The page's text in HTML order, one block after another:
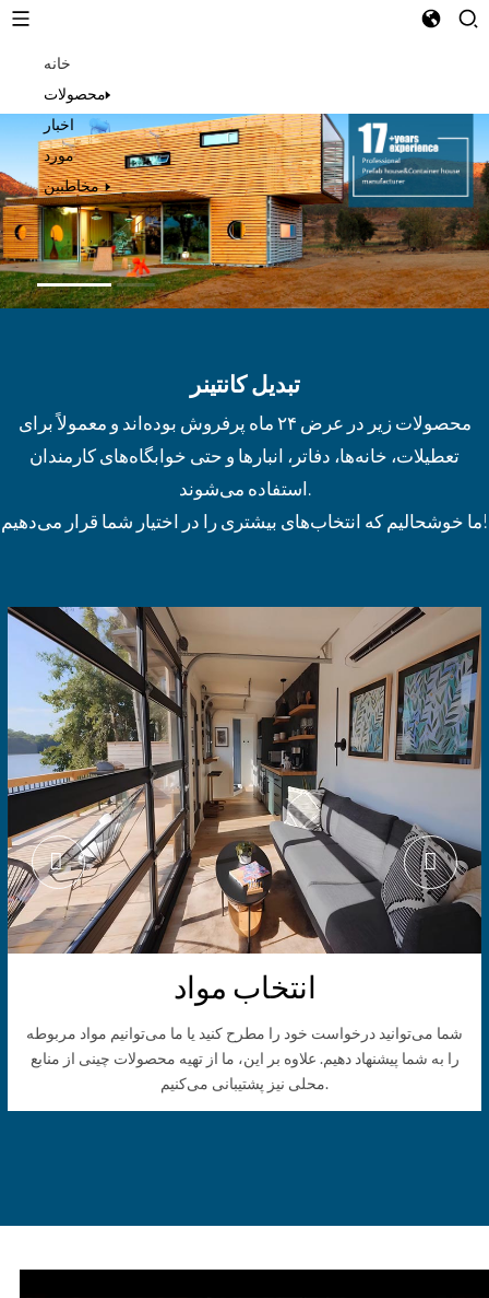
خانه
محصولات
اخبار
مورد
مخاطبین
تبدیل کانتینر
محصولات زیر در عرض ۲۴ ماه پرفروش بوده‌اند و معمولاً برای
تعطیلات، خانه‌ها، دفاتر، انبارها و حتی خوابگاه‌های کارمندان
استفاده می‌شوند.
ما خوشحالیم که انتخاب‌های بیشتری را در اختیار شما قرار می‌دهیم!
انتخاب مواد
شما می‌توانید درخواست خود را مطرح کنید یا ما می‌توانیم مواد مربوطه
را به شما پیشنهاد دهیم. علاوه بر این، ما از تهیه محصولات چینی از منابع
محلی نیز پشتیبانی می‌کنیم.